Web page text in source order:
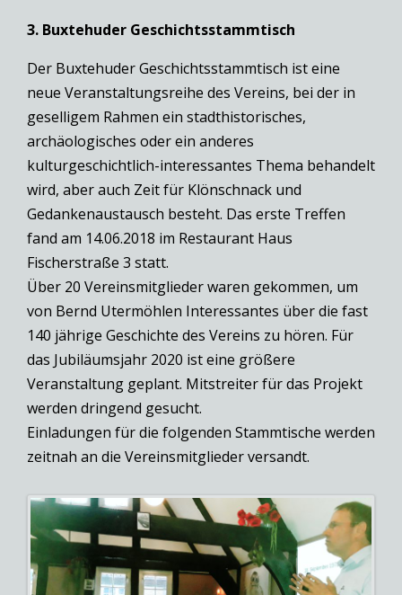
3. Buxtehuder Geschichtsstammtisch
Der Buxtehuder Geschichtsstammtisch ist eine
neue Veranstaltungsreihe des Vereins, bei der in
geselligem Rahmen ein stadthistorisches,
archäologisches oder ein anderes
kulturgeschichtlich-interessantes Thema behandelt
wird, aber auch Zeit für Klönschnack und
Gedankenaustausch besteht. Das erste Treffen
fand am 14.06.2018 im Restaurant Haus
Fischerstraße 3 statt.
Über 20 Vereinsmitglieder waren gekommen, um
von Bernd Utermöhlen Interessantes über die fast
140 jährige Geschichte des Vereins zu hören. Für
das Jubiläumsjahr 2020 ist eine größere
Veranstaltung geplant. Mitstreiter für das Projekt
werden dringend gesucht.
Einladungen für die folgenden Stammtische werden
zeitnah an die Vereinsmitglieder versandt.